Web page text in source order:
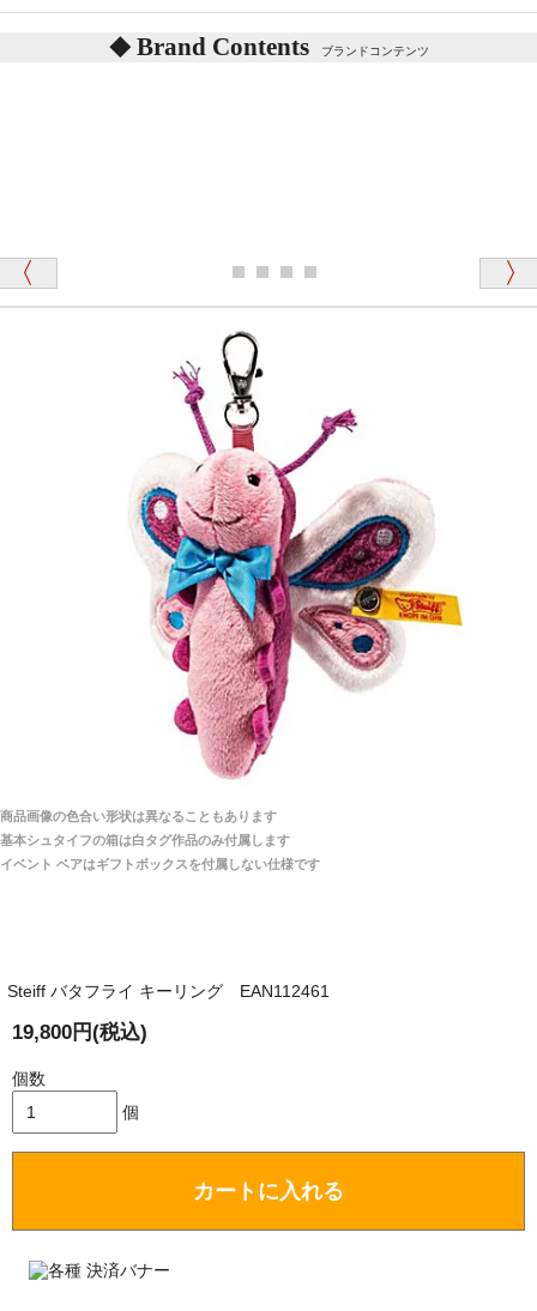
記載しておりますので、ぜひ探してみてください。
ディベアがいます。
「スクエーカー内蔵」と記載しておりますので、ぜひ
探してみてください。
シュタイフ社製品の実物を見ることはできますか？
当店はネット販売ですので実物をお見せすることが
海外からのお取り寄せと言うことですが、商品はきち
んと届きますか？
ご安心ください！商品は確実にお届けします。
商品は直接海外から届くのですか。受取の際、関税な
どはかかりますか？
商品は全て当店へ入荷させたのち欠品を行いお客様
関税はすべて当店にて処理しますのでお客様のご負担
は一切ありません。
国内で一度検品をしますので、決済確認後、２～４
週間でのお届けとなります。
（稀に、通関手続き等に時間がかかり、納期が遅れる
ます。）
注文のキャンセルは可能ですか？
お取り寄せ商品となっておりますため、仕入先へ発
「前に買ったことがあったお店でしたので」
千葉県 U・Y 様 （女性）
「ChatGPTを利用したところ「くまの小屋」さ
んを紹介され…」
埼玉県 S・W 様
「送られる際にメールなどで届けて頂きとても
安心感がありました」
大阪府 Y・W 様 （男性）
「取り扱っているNetショップで一番信用出来
兵庫県 A・K 様 （女性）
「ベアちゃんの紹介分が丁寧に書かれていたこ
き、対応に誠実さを感じました」
Brand Contents ブランドコンテンツ
商品画像の色合い形状は異なることもあります
基本シュタイフの箱は白タグ作品のみ付属します
イベント ベアはギフトボックスを付属しない仕様です
Steiff バタフライ キーリング EAN112461
19,800円(税込)
個数
個
カートに入れる